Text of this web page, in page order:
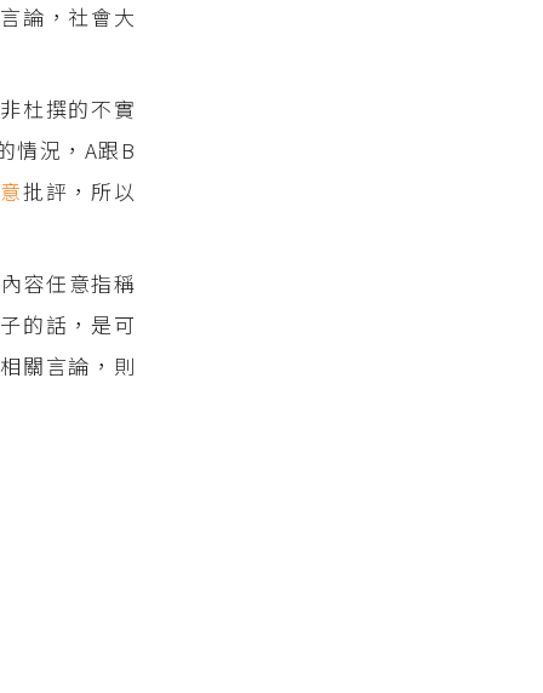
論，社會大
杜撰的不實
情況，A跟B
批評，所以
容任意指稱
的話，是可
關言論，則